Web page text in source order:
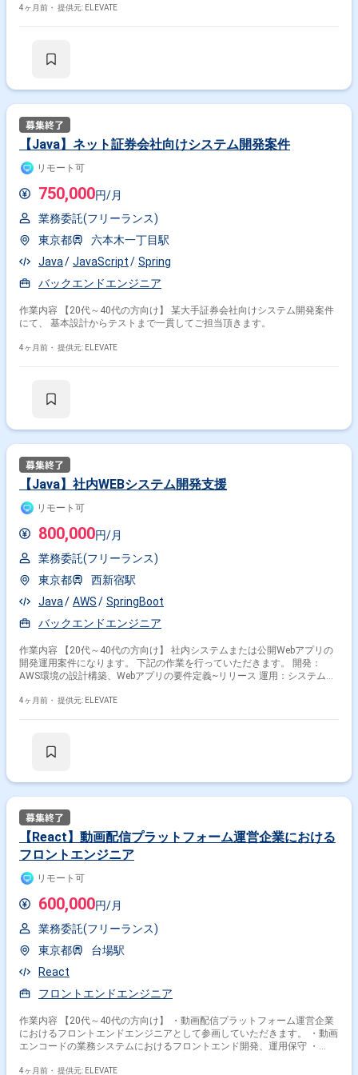
4ヶ月前・ 提供元: ELEVATE
【Java】ネット証券会社向けシステム開発案件
リモート可
750,000円/月
業務委託(フリーランス)
東京都
六本木一丁目駅
Java
JavaScript
Spring
バックエンドエンジニア
作業内容 【20代～40代の方向け】 某大手証券会社向けシステム開発案件
にて、 基本設計からテストまで一貫してご担当頂きます。
4ヶ月前・ 提供元: ELEVATE
【Java】社内WEBシステム開発支援
リモート可
800,000円/月
業務委託(フリーランス)
東京都
西新宿駅
Java
AWS
SpringBoot
バックエンドエンジニア
作業内容 【20代～40代の方向け】 社内システムまたは公開Webアプリの
開発運用案件になります。 下記の作業を行っていただきます。 開発：
AWS環境の設計構築、Webアプリの要件定義~リリース 運用：システム障
4ヶ月前・ 提供元: ELEVATE
【React】動画配信プラットフォーム運営企業における
フロントエンジニア
リモート可
600,000円/月
業務委託(フリーランス)
東京都
台場駅
React
フロントエンドエンジニア
作業内容 【20代～40代の方向け】 ・動画配信プラットフォーム運営企業
におけるフロントエンドエンジニアとして参画していただきます。 ・動画
エンコードの業務システムにおけるフロントエンド開発、運用保守 ・
マートフォン、タブレットの各ブラウザにおける一貫した操作性の実現 ・
4ヶ月前・ 提供元: ELEVATE